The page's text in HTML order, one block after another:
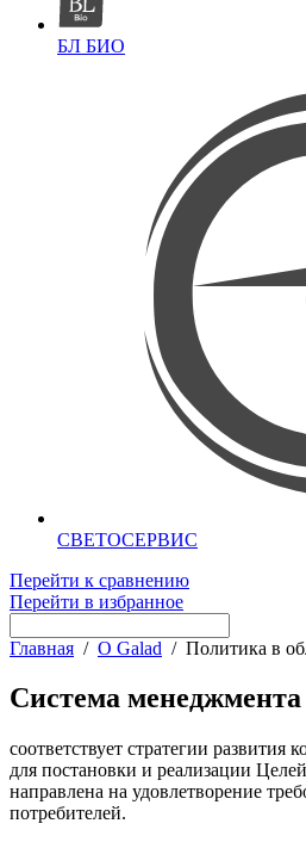
БЛ БИО
СВЕТОСЕРВИС
Перейти к сравнению
Перейти в избранное
Главная / О Galad / Политика в
Система менеджмента
соответствует стратегии развития
для постановки и реализации
направлена на удовлетворение
потребителей.